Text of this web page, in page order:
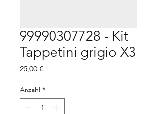
99990307728 - Kit
Tappetini grigio X3
25,00 €
Anzahl *